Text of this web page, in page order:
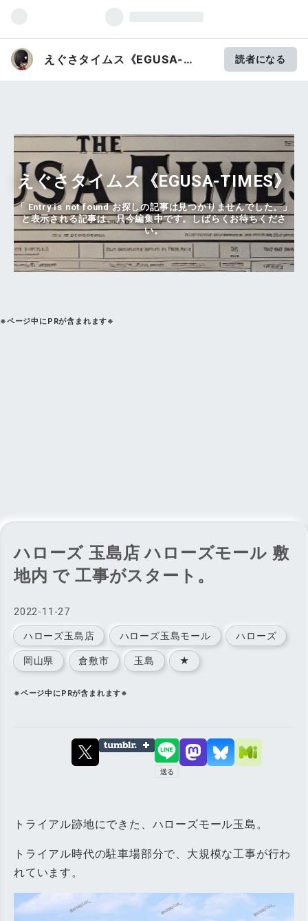
えぐさタイムス《EGUSA-
読者になる
えぐさタイムス《EGUSA-TIMES》
「 Entry is not found お探しの記事は見つかりませんでした。」
と表示される記事は、只今編集中です。しばらくお待ちくださ
い。
※ページ中にPRが含まれます※
2022-11 -27
ハローズ 玉島店 ハローズモール 敷
地内 で 工事がスタート。
ハローズ玉島店 ハローズ玉島モール ハローズ
岡山県 倉敷市 玉島 ★
※ページ中にPRが含まれます※
トライアル跡地にできた、ハローズモール玉島。
トライアル時代の駐車場部分で、大規模な工事が行わ
れています。